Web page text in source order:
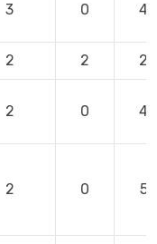
3 0 4
2 2 2
2 0 4
2 0 5